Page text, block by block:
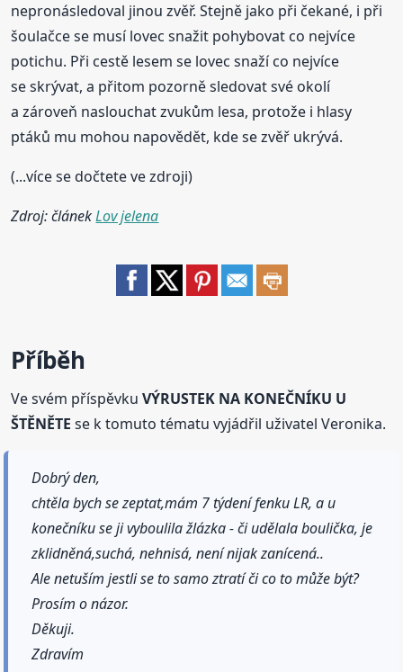
nepronásledoval jinou zvěř. Stejně jako při čekané, i při
šoulačce se musí lovec snažit pohybovat co nejvíce
potichu. Při cestě lesem se lovec snaží co nejvíce
se skrývat, a přitom pozorně sledovat své okolí
a zároveň naslouchat zvukům lesa, protože i hlasy
ptáků mu mohou napovědět, kde se zvěř ukrývá.
(...více se dočtete ve zdroji)
Zdroj: článekLov jelena
Příběh
Ve svém příspěvkuVÝRUSTEK NA KONEČNÍKU U
ŠTĚNĚTE se k tomuto tématu vyjádřil uživatel Veronika.
Dobrý den,
chtěla bych se zeptat,mám 7 týdení fenku LR, a u
konečníku se ji vyboulila žlázka - či udělala boulička, je
zklidněná,suchá, nehnisá, není nijak zanícená..
Ale netuším jestli se to samo ztratí či co to může být?
Prosím o názor.
Děkuji.
Zdravím